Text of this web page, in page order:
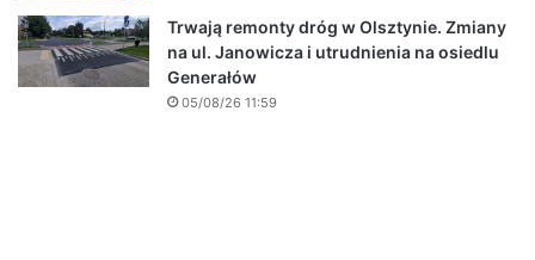
Trwają remonty dróg w Olsztynie. Zmiany
na ul. Janowicza i utrudnienia na osiedlu
Generałów
05/08/26 11:59